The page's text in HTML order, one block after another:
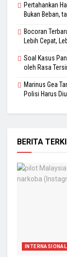
Pertahankan
Bukan Beban,
Bocoran
Lebih Cepat,
Soal Kasus
oleh Rasa
Marinus Gea
Polisi Harus
BERITA
INTERNASIONAL